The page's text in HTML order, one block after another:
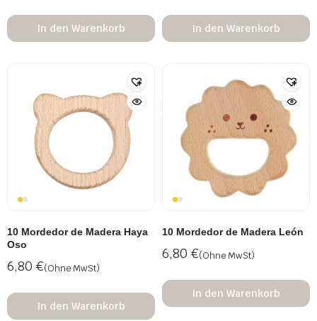
In den Warenkorb In den Warenkorb
10 Mordedor de Madera Haya
Oso
6,80 €(Ohne MwSt)
In den Warenkorb
10 Mordedor de Madera León
6,80 €(Ohne MwSt)
In den Warenkorb